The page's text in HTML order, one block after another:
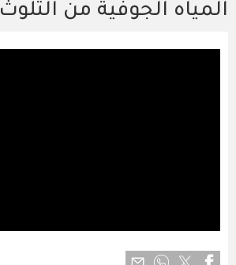
المياه الجوفية من التلوث